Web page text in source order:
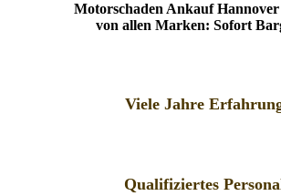
Motorschaden Ankauf
von allen Marken: Sofort
Viele Jahre
Qualifiziertes